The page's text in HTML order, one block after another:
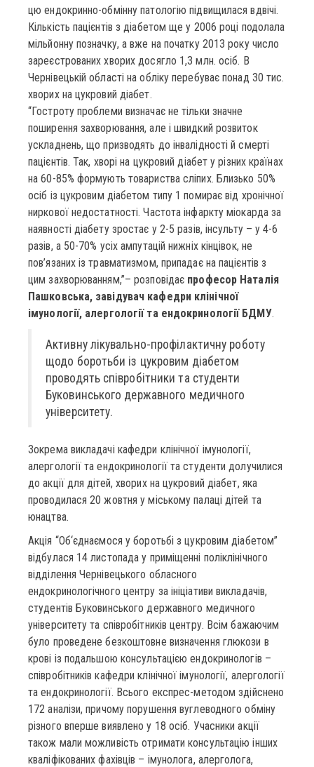
цю ендокринно-обмінну патологію підвищилася вдвічі.
Кількість пацієнтів з діабетом ще у 2006 році подолала
мільйонну позначку, а вже на початку 2013 року число
зареєстрованих хворих досягло 1,3 млн. осіб. В
Чернівецькій області на обліку перебуває понад 30 тис.
хворих на цукровий діабет.
“Гостроту проблеми визначає не тільки значне
поширення захворювання, але і швидкий розвиток
ускладнень, що призводять до інвалідності й смерті
пацієнтів. Так, хворі на цукровий діабет у різних країнах
на 60-85% формують товариства сліпих. Близько 50%
осіб із цукровим діабетом типу 1 помирає від хронічної
ниркової недостатності. Частота інфаркту міокарда за
наявності діабету зростає у 2-5 разів, інсульту – у 4-6
разів, а 50-70% усіх ампутацій нижніх кінцівок, не
пов’язаних із травматизмом, припадає на пацієнтів з
цим захворюванням,”– розповідає професор Наталія
Пашковська, завідувач кафедри клінічної
імунології, алергології та ендокринології БДМУ.
Активну лікувально-профілактичну роботу
щодо боротьби із цукровим діабетом
проводять співробітники та студенти
Буковинського державного медичного
університету.
Зокрема викладачі кафедри клінічної імунології,
алергології та ендокринології та студенти долучилися
до акції для дітей, хворих на цукровий діабет, яка
проводилася 20 жовтня у міському палаці дітей та
юнацтва.
Акція “Об‘єднаємося у боротьбі з цукровим діабетом”
відбулася 14 листопада у приміщенні поліклінічного
відділення Чернівецького обласного
ендокринологічного центру за ініціативи викладачів,
студентів Буковинського державного медичного
університету та співробітників центру. Всім бажаючим
було проведене безкоштовне визначення глюкози в
крові із подальшою консультацією ендокринологів –
співробітників кафедри клінічної імунології, алергології
та ендокринології. Всього експрес-методом здійснено
172 аналізи, причому порушення вуглеводного обміну
різного вперше виявлено у 18 осіб. Учасники акції
також мали можливість отримати консультацію інших
кваліфікованих фахівців – імунолога, алерголога,